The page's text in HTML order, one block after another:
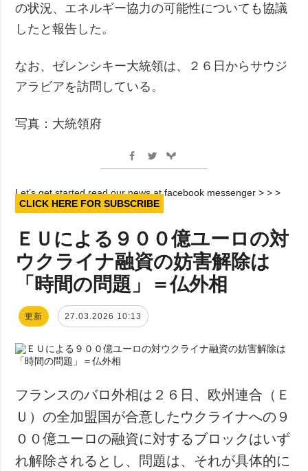
の状況、エネルギー協力の可能性についても協議
したと報告した。
なお、ゼレンシキー大統領は、２６日からサウジ
アラビアを訪問している。
写真：大統領府
Let’s get started read our news at facebook messenger > > >
CLICK HERE FOR SUBSCRIBE
ＥＵによる９００億ユーロの対
ウクライナ融資の妨害解除は
「時間の問題」＝仏外相
更新 27.03.2026 10:13
フランスのバロ外相は２６日、欧州連合（Ｅ
Ｕ）の全加盟国が合意したウクライナへの９
００億ユーロの融資に対するブロックはいず
れ解除されるとし、問題は、それが具体的に